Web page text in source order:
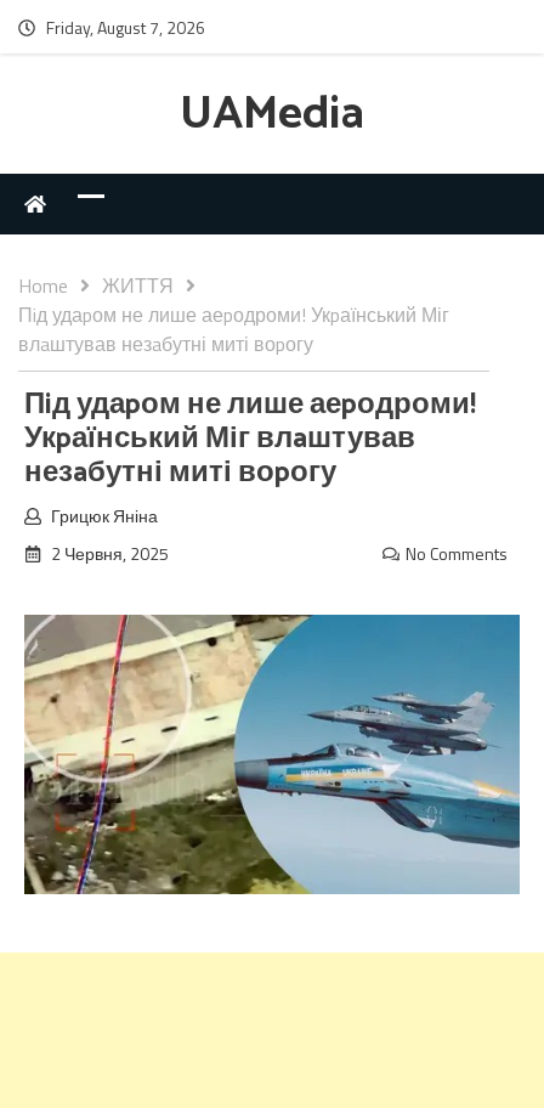
Friday, August 7, 2026
UAMedia
Home
ЖИТТЯ
Пiд удаpом не лише аеpодроми! Укpаїнський Міг
влaштував незaбутні миті воpогу
Пiд удаpом не лише аеpодроми!
Укpаїнський Міг влaштував
незaбутні миті воpогу
Грицюк Яніна
2 Червня, 2025
No Comments